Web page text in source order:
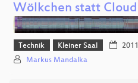
Wölkchen statt Cloud
Technik Kleiner Saal
Markus Mandalka